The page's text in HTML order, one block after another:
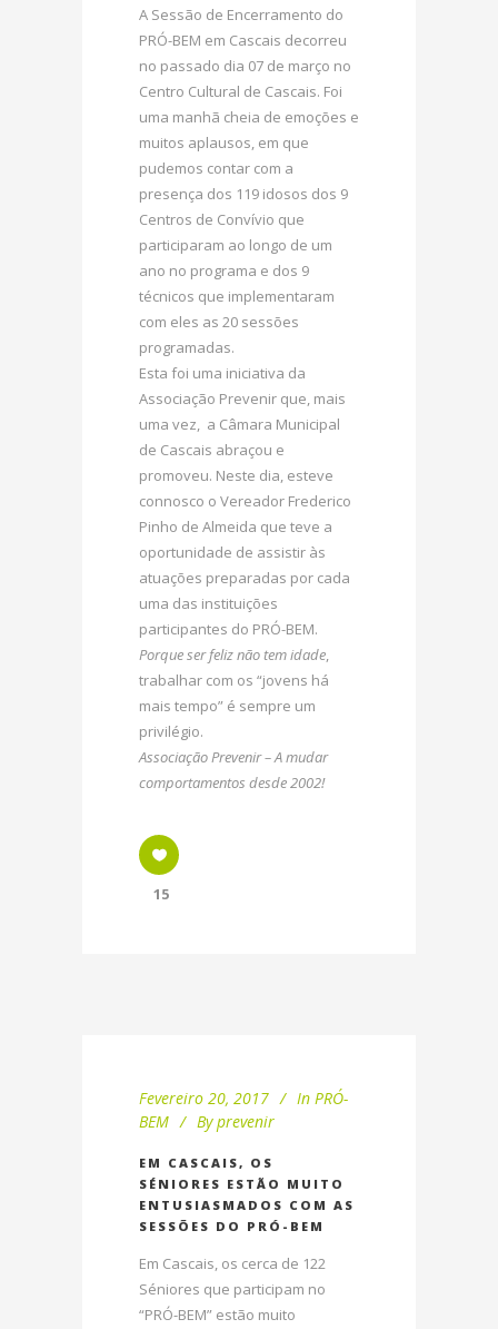
A Sessão de Encerramento do
PRÓ-BEM em Cascais decorreu
no passado dia 07 de março no
Centro Cultural de Cascais. Foi
uma manhã cheia de emoções e
muitos aplausos, em que
pudemos contar com a
presença dos 119 idosos dos 9
Centros de Convívio que
participaram ao longo de um
ano no programa e dos 9
técnicos que implementaram
com eles as 20 sessões
programadas.
Esta foi uma iniciativa da
Associação Prevenir que, mais
uma vez, a Câmara Municipal
de Cascais abraçou e
promoveu. Neste dia, esteve
connosco o Vereador Frederico
Pinho de Almeida que teve a
oportunidade de assistir às
atuações preparadas por cada
uma das instituições
participantes do PRÓ-BEM.
Porque ser feliz não tem idade,
trabalhar com os “jovens há
mais tempo” é sempre um
privilégio.
Associação Prevenir – A mudar
comportamentos desde 2002!
15
Fevereiro 20, 2017 In PRÓ-
BEM
By prevenir
EM CASCAIS, OS
SÉNIORES ESTÃO MUITO
ENTUSIASMADOS COM AS
SESSÕES DO PRÓ-BEM
Em Cascais, os cerca de 122
Séniores que participam no
“PRÓ-BEM” estão muito